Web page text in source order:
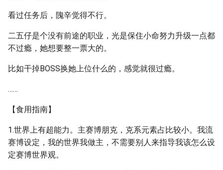
看过任务后，隗辛觉得不行。
二五仔是个没有前途的职业，光是保住小命努力升级一点都
不过瘾，她想要整一票大的。
比如干掉BOSS换她上位什么的，感觉就很过瘾。
……
【食用指南】
1.世界上有超能力。主赛博朋克，克系元素占比较小。我流
赛博设定，我的世界我做主，不需要别人来指导我该怎么设
定赛博世界观。